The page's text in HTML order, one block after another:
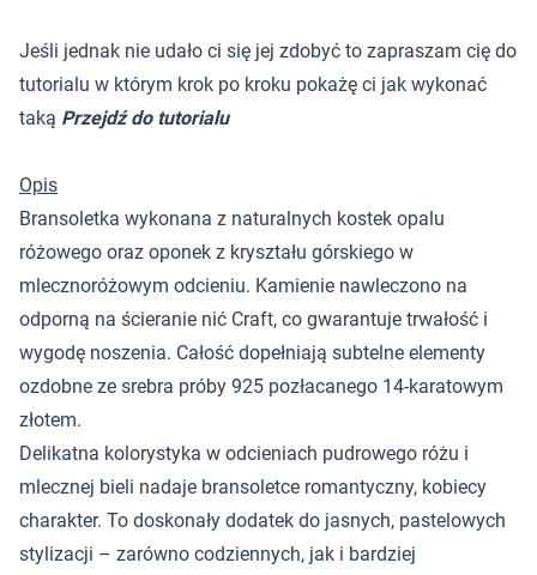
Jeśli jednak nie udało ci się jej zdobyć to zapraszam cię do
tutorialu w którym krok po kroku pokażę ci jak wykonać
taką Przejdź do tutorialu
Opis
Bransoletka wykonana z naturalnych kostek opalu
różowego oraz oponek z kryształu górskiego w
mlecznoróżowym odcieniu. Kamienie nawleczono na
odporną na ścieranie nić Craft, co gwarantuje trwałość i
wygodę noszenia. Całość dopełniają subtelne elementy
ozdobne ze srebra próby 925 pozłacanego 14-karatowym
złotem.
Delikatna kolorystyka w odcieniach pudrowego różu i
mlecznej bieli nadaje bransoletce romantyczny, kobiecy
charakter. To doskonały dodatek do jasnych, pastelowych
stylizacji – zarówno codziennych, jak i bardziej